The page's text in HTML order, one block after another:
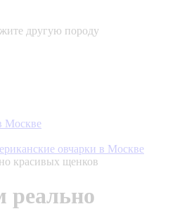
другую породу
Москве
овчарки в Москве
красивых щенков
реально